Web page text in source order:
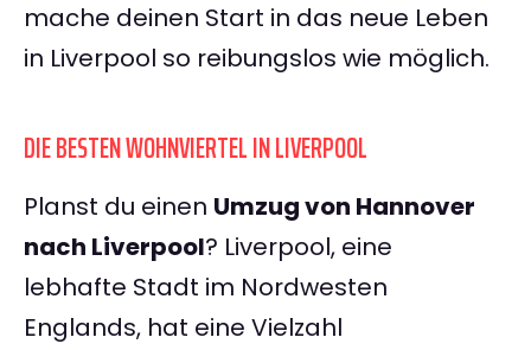
mache deinen Start in das neue Leben
in Liverpool so reibungslos wie möglich.
DIE BESTEN WOHNVIERTEL IN LIVERPOOL
Planst du einen Umzug von Hannover
nach Liverpool? Liverpool, eine
lebhafte Stadt im Nordwesten
Englands, hat eine Vielzahl